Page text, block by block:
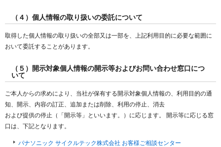
（４）個人情報の取り扱いの委託について
取得した個人情報の取り扱いの全部又は一部を、上記利用目的に必要な範囲に
おいて委託することがあります。
（５）開示対象個人情報の開示等およびお問い合わせ窓口につ
いて
ご本人からの求めにより、当社が保有する開示対象個人情報の、利用目的の通
知、開示、内容の訂正、追加または削除、利用の停止、消去
および提供の停止（「開示等」といいます。）に応じます。 開示等に応じる窓
口は、下記となります。
パナソニック サイクルテック株式会社 お客様ご相談センター